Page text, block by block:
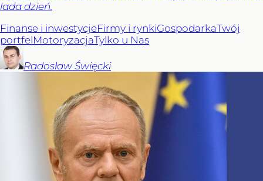
lada dzień.
Finanse i inwestycjeFirmy i rynkiGospodarkaTwój
portfelMotoryzacjaTylko u Nas
Radosław Święcki